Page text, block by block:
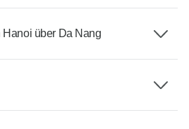
Hanoi über Da Nang